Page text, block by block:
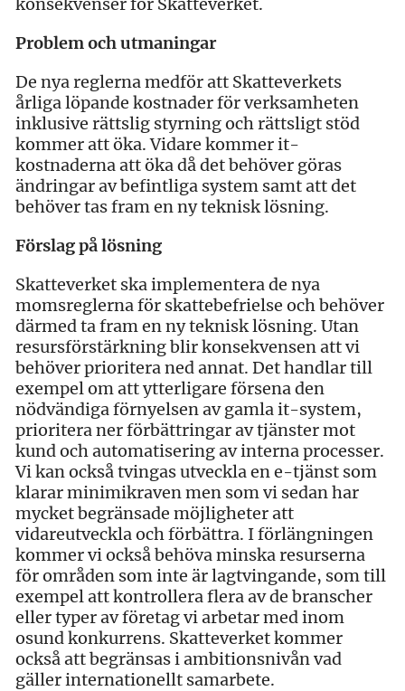
Problem och utmaningar
De nya reglerna medför att Skatteverkets
årliga löpande kostnader för verksamheten
inklusive rättslig styrning och rättsligt stöd
kommer att öka. Vidare kommer it-
kostnaderna att öka då det behöver göras
ändringar av befintliga system samt att det
behöver tas fram en ny teknisk lösning.
Förslag på lösning
Skatteverket ska implementera de nya
momsreglerna för skattebefrielse och behöver
därmed ta fram en ny teknisk lösning. Utan
resursförstärkning blir konsekvensen att vi
behöver prioritera ned annat. Det handlar till
exempel om att ytterligare försena den
nödvändiga förnyelsen av gamla it-system,
prioritera ner förbättringar av tjänster mot
kund och automatisering av interna processer.
Vi kan också tvingas utveckla en e-tjänst som
klarar minimikraven men som vi sedan har
mycket begränsade möjligheter att
vidareutveckla och förbättra. I förlängningen
kommer vi också behöva minska resurserna
för områden som inte är lagtvingande, som till
exempel att kontrollera flera av de branscher
eller typer av företag vi arbetar med inom
osund konkurrens. Skatteverket kommer
också att begränsas i ambitionsnivån vad
gäller internationellt samarbete.